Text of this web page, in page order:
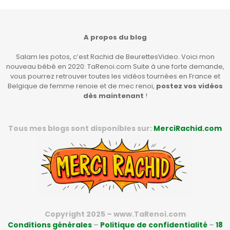
A propos du blog
Salam les potos, c’est Rachid de BeurettesVideo. Voici mon
nouveau bébé en 2020: TaRenoi.com Suite à une forte demande,
vous pourrez retrouver toutes les vidéos tournées en France et
Belgique de femme renoie et de mec renoi, postez vos vidéos
dès maintenant !
Tous mes blogs sont disponibles sur: MerciRachid.com
Copyright 2025 – www.TaRenoi.com
Conditions générales– Politique de confidentialité– 18